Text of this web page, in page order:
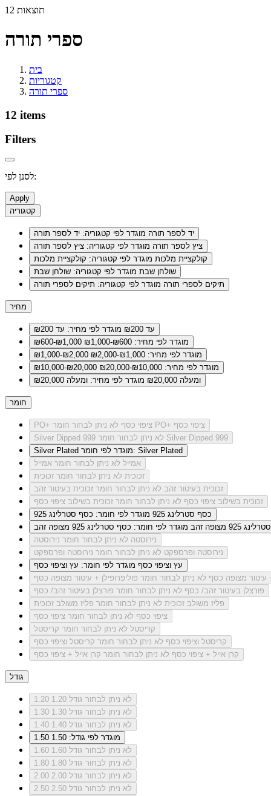
12 תוצאות
ספרי תורה
בית
קטגוריות
ספרי תורה
12 items
Filters
לסנן לפי:
Apply
קטגוריה
יד לספר תורה מוגדר לפי קטגוריה: יד לספר תורה
ציץ לספר תורה מוגדר לפי קטגוריה: ציץ לספר תורה
קולקציית מלכות מוגדר לפי קטגוריה: קולקציית מלכות
שולחן שבת מוגדר לפי קטגוריה: שולחן שבת
תיקים לספרי תורה מוגדר לפי קטגוריה: תיקים לספרי תורה
מחיר
עד ₪200
מוגדר לפי מחיר: עד ₪200
₪600-₪1,000
מוגדר לפי מחיר: ₪600-₪1,000
₪1,000-₪2,000
מוגדר לפי מחיר: ₪1,000-₪2,000
₪10,000-₪20,000
מוגדר לפי מחיר: ₪10,000-₪20,000
ומעלה ₪20,000
מוגדר לפי מחיר: ומעלה ₪20,000
חומר
PO+ ציפוי כסף
לא ניתן לבחור חומר PO+ ציפוי כסף
Silver Dipped 999
לא ניתן לבחור חומר Silver Dipped 999
Silver Plated
מוגדר לפי חומר: Silver Plated
אמייל לא ניתן לבחור חומר אמייל
זכוכית לא ניתן לבחור חומר זכוכית
זכוכית בעיטור זהב לא ניתן לבחור חומר זכוכית בעיטור זהב
זכוכית בשילוב ציפוי כסף לא ניתן לבחור חומר זכוכית בשילוב ציפוי כסף
כסף סטרלינג 925
מוגדר לפי חומר: כסף סטרלינג 925
925 מצופה זהב
מוגדר לפי חומר: כסף סטרלינג 925 מצופה זהב
נירוסטה לא ניתן לבחור חומר נירוסטה
נירוסטה ופרספקט לא ניתן לבחור חומר נירוסטה ופרספקט
עץ וציפוי כסף מוגדר לפי חומר: עץ וציפוי כסף
עיטור מצופה כסף לא ניתן לבחור חומר פוליפרופילן + עיטור מצופה כסף
פורצלן בעיטור זהב/ כסף לא ניתן לבחור חומר פורצלן בעיטור זהב/ כסף
פליז משולב זכוכית לא ניתן לבחור חומר פליז משולב זכוכית
ציפוי כסף לא ניתן לבחור חומר ציפוי כסף
קריסטל לא ניתן לבחור חומר קריסטל
קריסטל וציפוי כסף לא ניתן לבחור חומר קריסטל וציפוי כסף
קרן אייל + ציפוי כסף לא ניתן לבחור חומר קרן אייל + ציפוי כסף
גודל
1.20
לא ניתן לבחור גודל 1.20
1.30
לא ניתן לבחור גודל 1.30
1.40
לא ניתן לבחור גודל 1.40
1.50
מוגדר לפי גודל: 1.50
1.60
לא ניתן לבחור גודל 1.60
1.80
לא ניתן לבחור גודל 1.80
2.00
לא ניתן לבחור גודל 2.00
2.50
לא ניתן לבחור גודל 2.50